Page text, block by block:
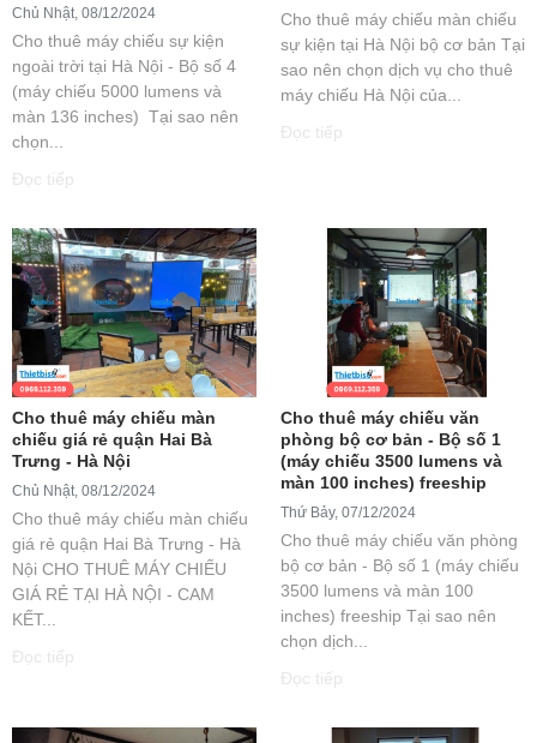
Chủ Nhật, 08/12/2024
Cho thuê máy chiếu sự kiện
ngoài trời tại Hà Nội - Bộ số 4
(máy chiếu 5000 lumens và
màn 136 inches) Tại sao nên
chọn...
Đọc tiếp
Cho thuê máy chiếu màn chiếu
sự kiện tại Hà Nội bộ cơ bản Tại
sao nên chọn dịch vụ cho thuê
máy chiếu Hà Nội của...
Đọc tiếp
Cho thuê máy chiếu màn
chiếu giá rẻ quận Hai Bà
Trưng - Hà Nội
Chủ Nhật, 08/12/2024
Cho thuê máy chiếu màn chiếu
giá rẻ quận Hai Bà Trưng - Hà
Nội CHO THUÊ MÁY CHIẾU
GIÁ RẺ TẠI HÀ NỘI - CAM
KẾT...
Đọc tiếp
Cho thuê máy chiếu văn
phòng bộ cơ bản - Bộ số 1
(máy chiếu 3500 lumens và
màn 100 inches) freeship
Thứ Bảy, 07/12/2024
Cho thuê máy chiếu văn phòng
bộ cơ bản - Bộ số 1 (máy chiếu
3500 lumens và màn 100
inches) freeship Tại sao nên
chọn dịch...
Đọc tiếp